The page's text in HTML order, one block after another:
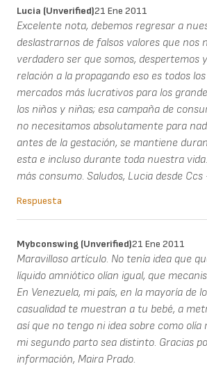
Lucia (unverified)21 Ene 2011
Excelente nota, debemos regresar a
deslastrarnos de falsos valores que nos
verdadero ser que somos, despertemos
relación a la propagando eso es todos
mercados más lucrativos para los
los niños y niñas; esa campaña de
no necesitamos absolutamente para
antes de la gestación, se mantiene
esta e incluso durante toda nuestra
más consumo. Saludos, Lucia desde
Respuesta
Mybconswing (unverified)21 Ene 2011
Maravilloso artículo. No tenía idea que
líquido amniótico olían igual, que
En Venezuela, mi país, en la mayoría de
casualidad te muestran a tu bebé, a
así que no tengo ni idea sobre como olía
mi segundo parto sea distinto. Gracias
información, Maira Prado.